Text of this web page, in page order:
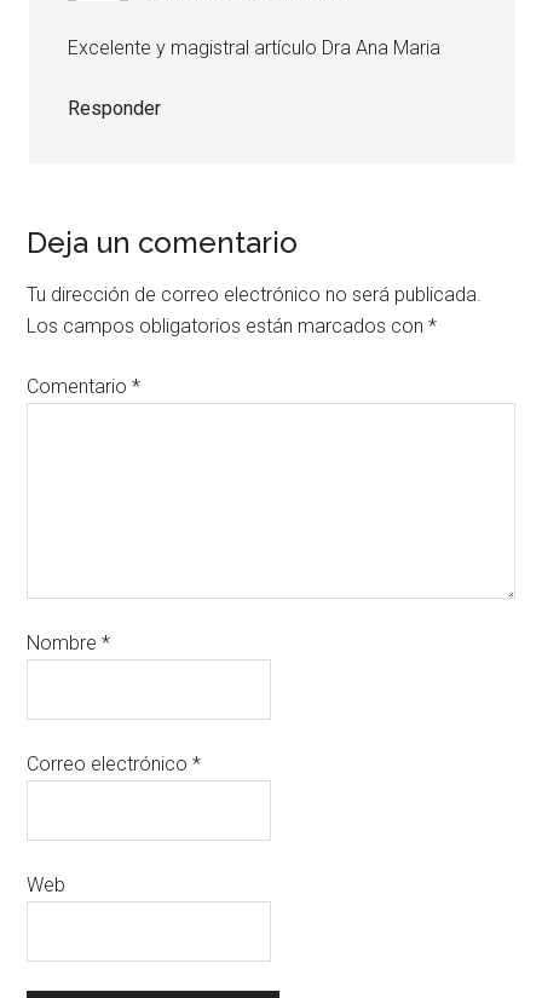
Excelente y magistral artículo Dra Ana Maria
Responder
Deja un comentario
Tu dirección de correo electrónico no será publicada.
Los campos obligatorios están marcados con*
Comentario*
Nombre*
Correo electrónico*
Web